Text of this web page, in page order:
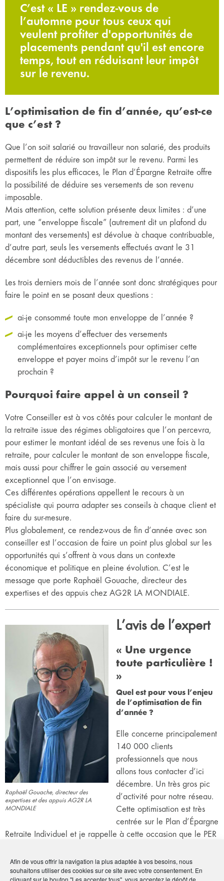
Afin de vous offrir la navigation la plus adaptée à vos besoins, nous
souhaitons utiliser des cookies sur ce site avec votre consentement. En
cliquant sur le bouton "Les accepter tous", vous acceptez le dépôt de
C’est « LE » rendez-vous de
l’automne pour tous ceux qui
veulent profiter d'opportunités de
placements pendant qu'il est encore
temps, tout en réduisant leur impôt
sur le revenu.
L’optimisation de fin d’année, qu’est-ce
que c’est ?
Que l’on soit salarié ou travailleur non salarié, des produits
permettent de réduire son impôt sur le revenu. Parmi les
dispositifs les plus efficaces, le Plan d’Épargne Retraite offre
la possibilité de déduire ses versements de son revenu
imposable.
Mais attention, cette solution présente deux limites : d’une
part, une “enveloppe fiscale” (autrement dit un plafond du
montant des versements) est dévolue à chaque contribuable,
d’autre part, seuls les versements effectués avant le 31
décembre sont déductibles des revenus de l’année.
Les trois derniers mois de l’année sont donc stratégiques pour
faire le point en se posant deux questions :
ai-je consommé toute mon enveloppe de l’année ?
ai-je les moyens d’effectuer des versements
complémentaires exceptionnels pour optimiser cette
enveloppe et payer moins d’impôt sur le revenu l’an
prochain ?
Pourquoi faire appel à un conseil ?
Votre Conseiller est à vos côtés pour calculer le montant de
la retraite issue des régimes obligatoires que l’on percevra,
pour estimer le montant idéal de ses revenus une fois à la
retraite, pour calculer le montant de son enveloppe fiscale,
mais aussi pour chiffrer le gain associé au versement
exceptionnel que l’on envisage.
Ces différentes opérations appellent le recours à un
spécialiste qui pourra adapter ses conseils à chaque client et
faire du sur-mesure.
Plus globalement, ce rendez-vous de fin d’année avec son
conseiller est l’occasion de faire un point plus global sur les
opportunités qui s’offrent à vous dans un contexte
économique et politique en pleine évolution. C’est le
message que porte Raphaël Gouache, directeur des
expertises et des appuis chez AG2R LA MONDIALE.
Raphaël Gouache, directeur des
expertises et des appuis AG2R LA
MONDIALE
L’avis de l’expert
« Une urgence
toute particulière !
»
Quel est pour vous l’enjeu
de l’optimisation de fin
d’année ?
Elle concerne principalement
140 000 clients
professionnels que nous
allons tous contacter d’ici
décembre. Un très gros pic
d’activité pour notre réseau.
Cette optimisation est très
centrée sur le Plan d’Épargne
Retraite Individuel et je rappelle à cette occasion que le PER
Vous ne tenez pas à parler d’optimisation “fiscale”…